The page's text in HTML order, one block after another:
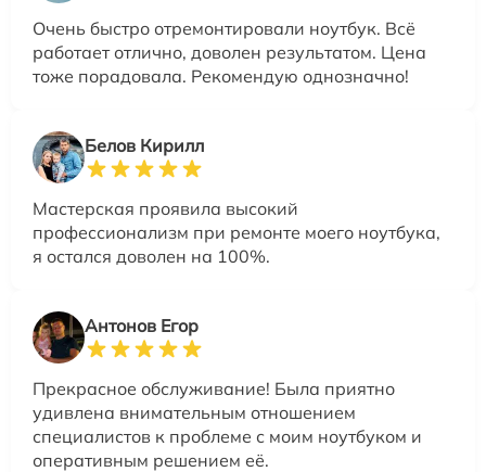
Очень быстро отремонтировали ноутбук. Всё
работает отлично, доволен результатом. Цена
тоже порадовала. Рекомендую однозначно!
Белов Кирилл
Мастерская проявила высокий
профессионализм при ремонте моего ноутбука,
я остался доволен на 100%.
Антонов Егор
Прекрасное обслуживание! Была приятно
удивлена внимательным отношением
специалистов к проблеме с моим ноутбуком и
оперативным решением её.